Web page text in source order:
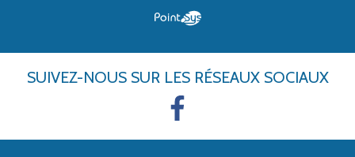
SUIVEZ-NOUS SUR LES RÉSEAUX SOCIAUX